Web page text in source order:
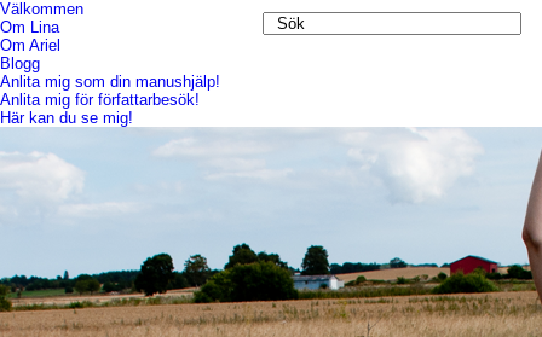
Välkommen
Om Lina
Om Ariel
Blogg
Anlita mig som din manushjälp!
Anlita mig för författarbesök!
Här kan du se mig!